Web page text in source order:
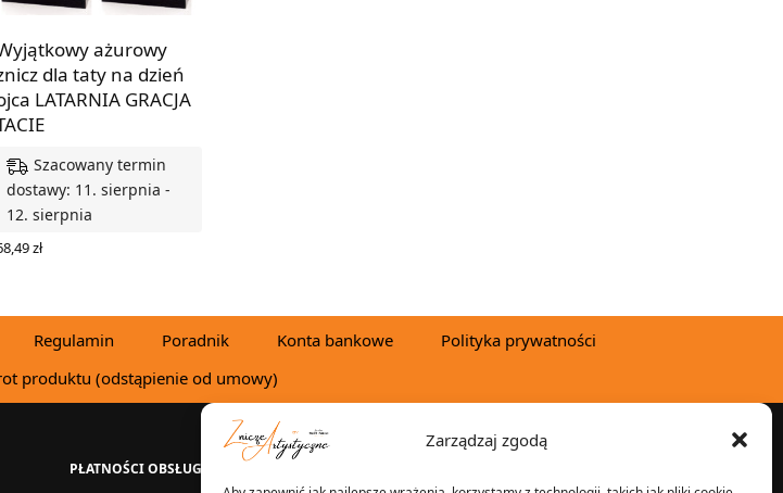
Zarządzaj zgodą
ażurowy
dla taty na dzień
LATARNIA GRACJA
Szacowany termin
dostawy: 11. sierpnia -
12. sierpnia
zł
Regulamin Poradnik Konta bankowe
Polityka prywatności
produktu (odstąpienie od umowy)
PŁATNOŚCI OBSŁUGUJE: